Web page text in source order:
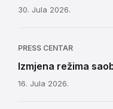
30. Jula 2026.
PRESS CENTAR
Izmjena režima
16. Jula 2026.